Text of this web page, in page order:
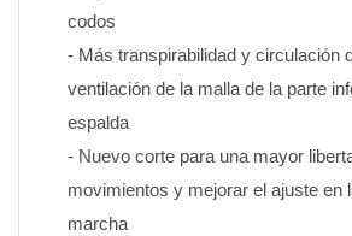
codos
- Más transpirabilidad y circulación
ventilación de la malla de la parte
espalda
- Nuevo corte para una mayor
movimientos y mejorar el ajuste en
marcha